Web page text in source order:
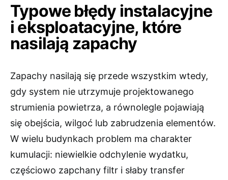
Typowe błędy instalacyjne
i eksploatacyjne, które
nasilają zapachy
Zapachy nasilają się przede wszystkim wtedy,
gdy system nie utrzymuje projektowanego
strumienia powietrza, a równolegle pojawiają
się obejścia, wilgoć lub zabrudzenia elementów.
W wielu budynkach problem ma charakter
kumulacji: niewielkie odchylenie wydatku,
częściowo zapchany filtr i słaby transfer